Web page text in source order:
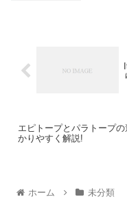
エピトープとパラトープ
かりやすく解説!
ホーム 未分類